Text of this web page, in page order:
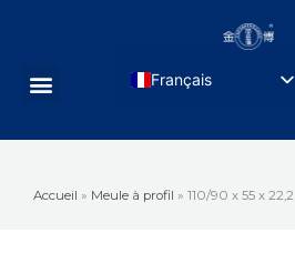
Menu
Français
Português do Brasil
Accueil » Meule à profil » 110/90 x 55 x 22,2